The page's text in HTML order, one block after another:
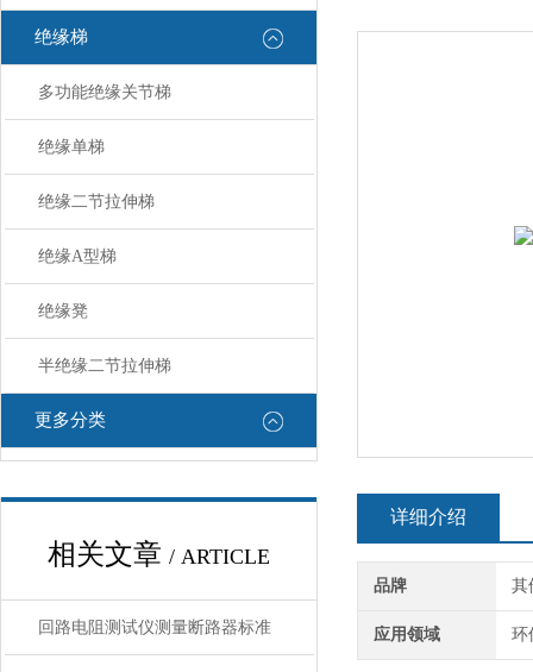
绝缘梯
多功能绝缘关节梯
绝缘单梯
绝缘二节拉伸梯
绝缘A型梯
绝缘凳
半绝缘二节拉伸梯
更多分类
相关文章 / ARTICLE
回路电阻测试仪测量断路器标准
详细介绍
品牌 其
应用领域 环